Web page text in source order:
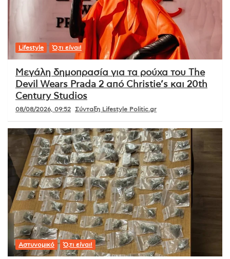
Lifestyle Ό,τι είναι!
Μεγάλη δημοπρασία για τα ρούχα του The
Devil Wears Prada 2 από Christie’s και 20th
Century Studios
08/08/2026, 09:52 Σύνταξη Lifestyle Politic.gr
Αστυνομικό Ό,τι είναι!